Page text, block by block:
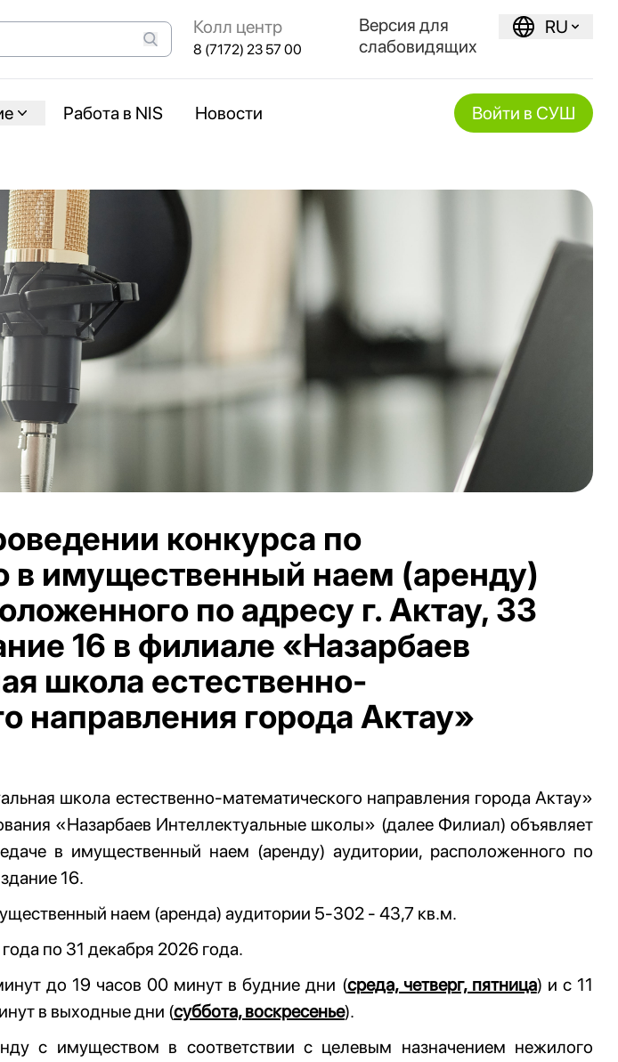
Колл центр
8 (7172) 23 57 00
Версия для
слабовидящих
RU
Работа в NIS Новости Войти в СУШ
конкурса по
в имущественный наем (аренду)
по адресу г. Актау, 33
16 в филиале «Назарбаев
школа естественно-
направления города Актау»
школа естественно-математического направления города Актау»
«Назарбаев Интеллектуальные школы» (далее Филиал) объявляет
в имущественный наем (аренду) аудитории, расположенного по
16.
наем (аренда) аудитории 5-302 - 43,7 кв.м.
по 31 декабря 2026 года.
до 19 часов 00 минут в будние дни (среда, четверг, пятница) и с 11
в выходные дни (суббота, воскресенье).
с имуществом в соответствии с целевым назначением нежилого